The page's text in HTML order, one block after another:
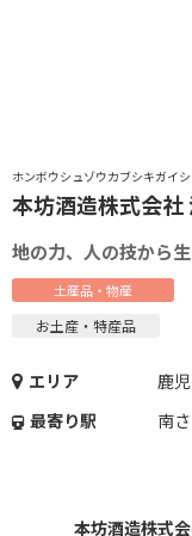
ホンボウシュゾウカブシキガイ
本坊酒造株式会社
地の力、人の技から
土産品・物産
お土産・特産品
エリア
鹿
最寄り駅
南
本坊酒造株式